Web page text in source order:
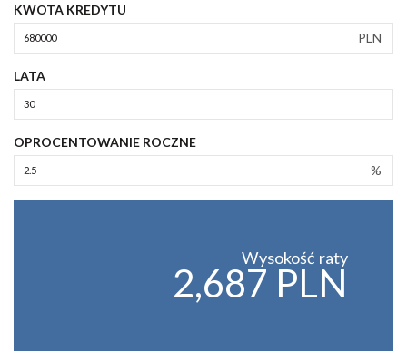
KWOTA KREDYTU
PLN
LATA
OPROCENTOWANIE ROCZNE
%
Wysokość raty
2,687 PLN